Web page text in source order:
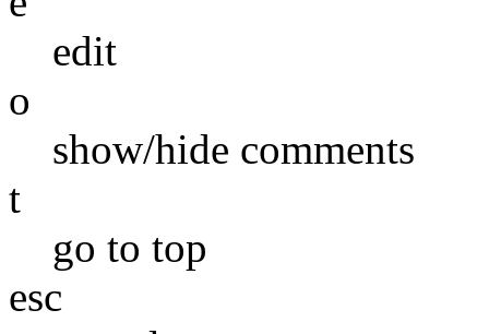
edit
o
show/hide comments
t
go to top
esc